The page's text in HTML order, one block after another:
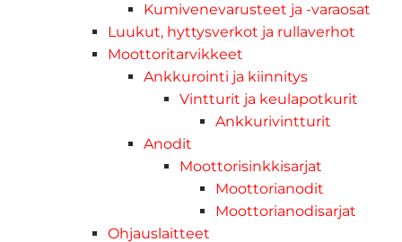
Kumivenevarusteet ja -varaosat
Luukut, hyttysverkot ja rullaverhot
Moottoritarvikkeet
Ankkurointi ja kiinnitys
Vintturit ja keulapotkurit
Ankkurivintturit
Anodit
Moottorisinkkisarjat
Moottorianodit
Moottorianodisarjat
Ohjauslaitteet